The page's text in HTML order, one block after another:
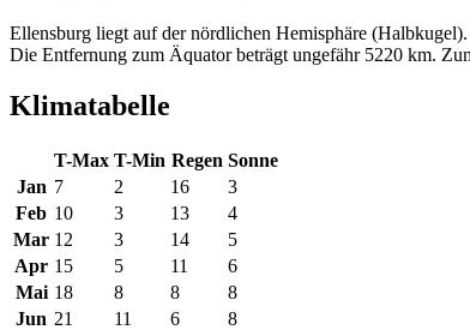
Ellensburg liegt auf der nördlichen Hemisphäre (Halbkugel).
Die Entfernung zum Äquator beträgt ungefähr 5220 km.
Klimatabelle
T-Max T-Min Regen Sonne
Jan 7 2 16
3
Feb 10 3 13
4
Mar 12 3 14
5
Apr 15 5 11
6
Mai 18 8 8
8
Jun 21 11 6
8